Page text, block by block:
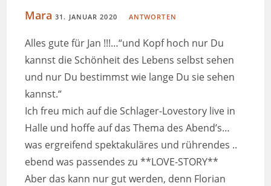
Mara 31. JANUAR 2020 ANTWORTEN
Alles gute für Jan !!!…“und Kopf hoch nur Du
kannst die Schönheit des Lebens selbst sehen
und nur Du bestimmst wie lange Du sie sehen
kannst.“
Ich freu mich auf die Schlager-Lovestory live in
Halle und hoffe auf das Thema des Abend’s…
was ergreifend spektakuläres und rührendes ..
ebend was passendes zu **LOVE-STORY**
Aber das kann nur gut werden, denn Florian